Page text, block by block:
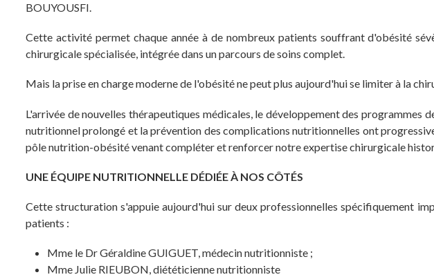
BOUYOUSFI.
Cette activité permet chaque année à de nombreux patients souffrant d'obésité
chirurgicale spécialisée, intégrée dans un parcours de soins complet.
Mais la prise en charge moderne de l'obésité ne peut plus aujourd'hui se limiter à la
L'arrivée de nouvelles thérapeutiques médicales, le développement des programmes
nutritionnel prolongé et la prévention des complications nutritionnelles ont
pôle nutrition-obésité venant compléter et renforcer notre expertise chirurgicale
UNE ÉQUIPE NUTRITIONNELLE DÉDIÉE À NOS CÔTÉS
Cette structuration s'appuie aujourd'hui sur deux professionnelles spécifiquement
patients :
Mme le Dr Géraldine GUIGUET, médecin nutritionniste ;
Mme Julie RIEUBON, diététicienne nutritionniste